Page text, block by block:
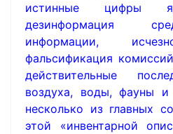
истинные цифры
дезинформация
информации,
фальсификация
действительные
воздуха, воды, фауны
несколько из главных
этой «инвентарной